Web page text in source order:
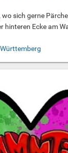
sich gerne
hinteren Ecke am